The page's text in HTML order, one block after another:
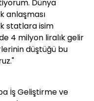
Dünya
anlaşması
statlara isim
4 milyon liralık gelir
düştüğü bu
İş Geliştirme ve